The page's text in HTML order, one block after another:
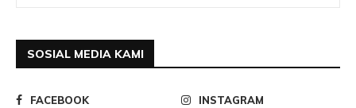
SOSIAL MEDIA KAMI
FACEBOOK
INSTAGRAM